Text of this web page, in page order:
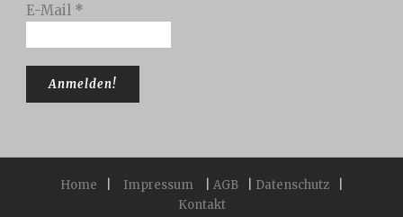
E-Mail *
Home Impressum AGB Datenschutz
Kontakt